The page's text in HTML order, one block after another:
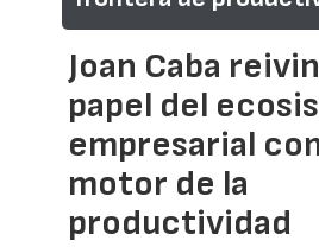
Joan Caba
papel del
empresarial
motor de la
productividad